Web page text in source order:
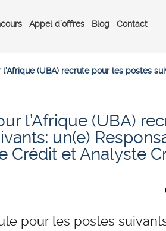
Appel d’offres Blog Contact
(UBA) recrute pour les postes
l’Afrique (UBA)
un(e)
Crédit et Analyste
pour les postes